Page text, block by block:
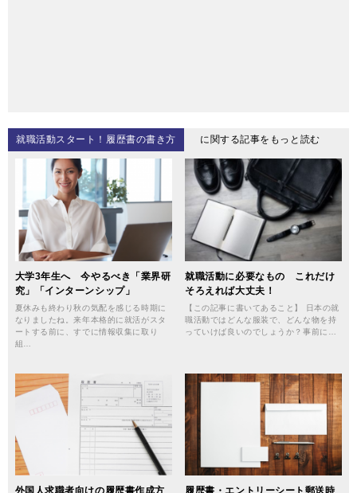
就職活動スタート！履歴書の書き方 に関する記事をもっと読む
大学3年生へ 今やるべき「業界研
究」「インターンシップ」
夏休みも終わり秋の気配を感じる時期に
なりましたね。来年本格的に就活がスタ
ートする前に、すでに情報収集に取り
組…
就職活動に必要なもの これだけ
そろえれば大丈夫！
【この記事に書いてあること】 日本の就
職活動ではどんな服装で、どんな物を持
っていけば良いのでしょうか？事前に…